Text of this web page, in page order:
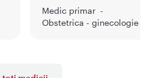
Medic primar
Obstetrica - ginecologie